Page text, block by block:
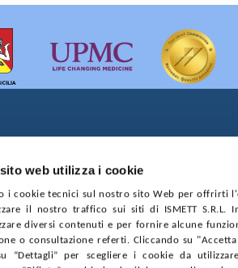
web utilizza i cookie
i cookie tecnici sul nostro sito Web per offrirti
il nostro traffico sui siti di ISMETT
diversi contenuti e per fornire alcune
o consultazione referti. Cliccando su
“Dettagli” per scegliere i cookie da
Registro delle imprese di Palermo
GARE E CONTRATTIPRIVACY